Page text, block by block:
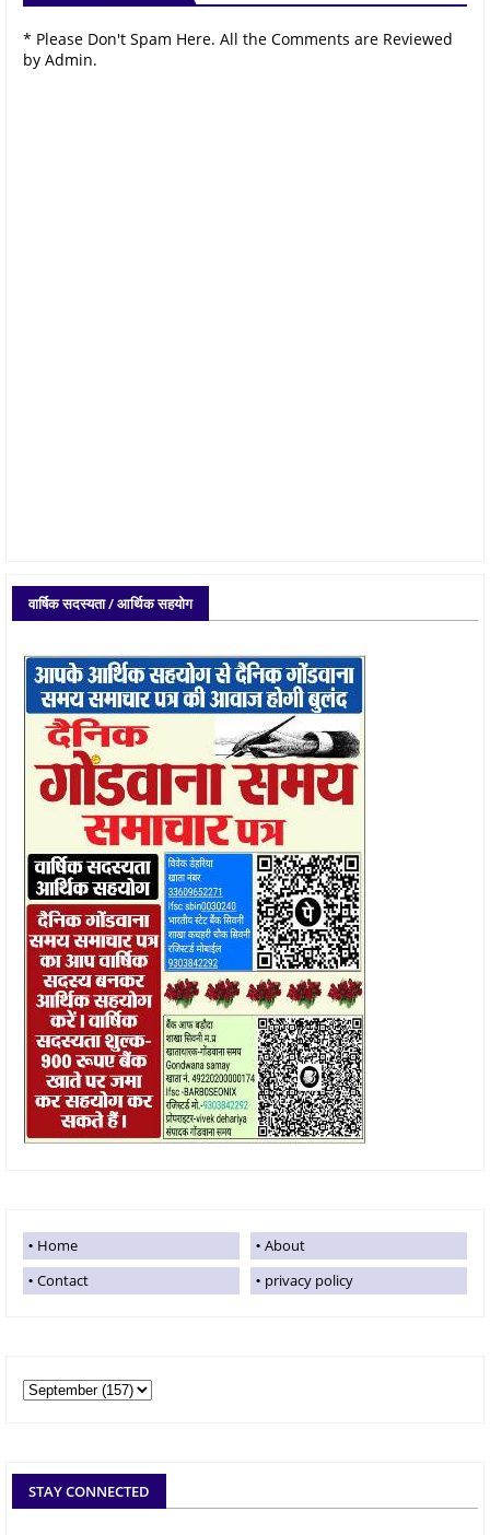
* Please Don't Spam Here. All the Comments are Reviewed
by Admin.
वार्षिक सदस्यता / आर्थिक सहयोग
Home
About
Contact
privacy policy
STAY CONNECTED